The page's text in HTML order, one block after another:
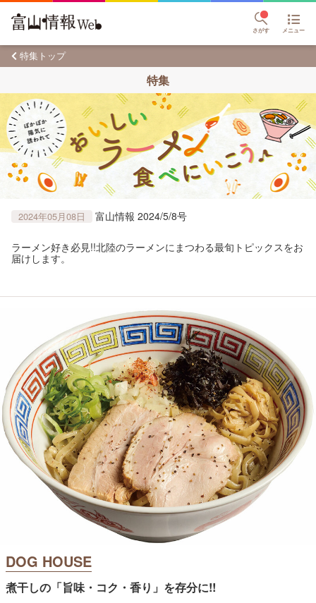
さがす メニュー
特集トップ
特集
2024年05月08日 富山情報 2024/5/8号
ラーメン好き必見!!北陸のラーメンにまつわる最旬トピックスをお
届けします。
DOG HOUSE
煮干しの「旨味・コク・香り」を存分に!!